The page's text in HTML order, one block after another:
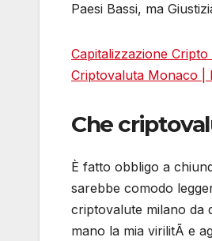
Paesi Bassi, ma
Capitalizzazione
Criptovaluta Monaco |
Che
È fatto obbligo a
sarebbe comodo
criptovalute milano da
mano la mia virilitÃ e